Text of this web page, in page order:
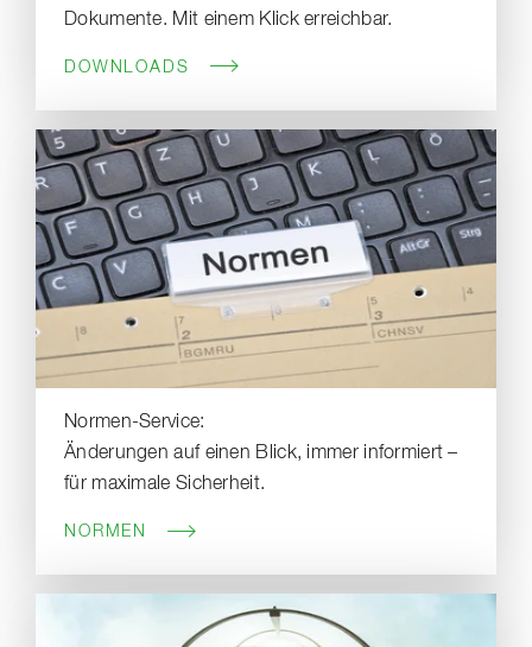
Dokumente. Mit einem Klick erreichbar.
DOWNLOADS
Normen-Service:
Änderungen auf einen Blick, immer informiert –
für maximale Sicherheit.
NORMEN